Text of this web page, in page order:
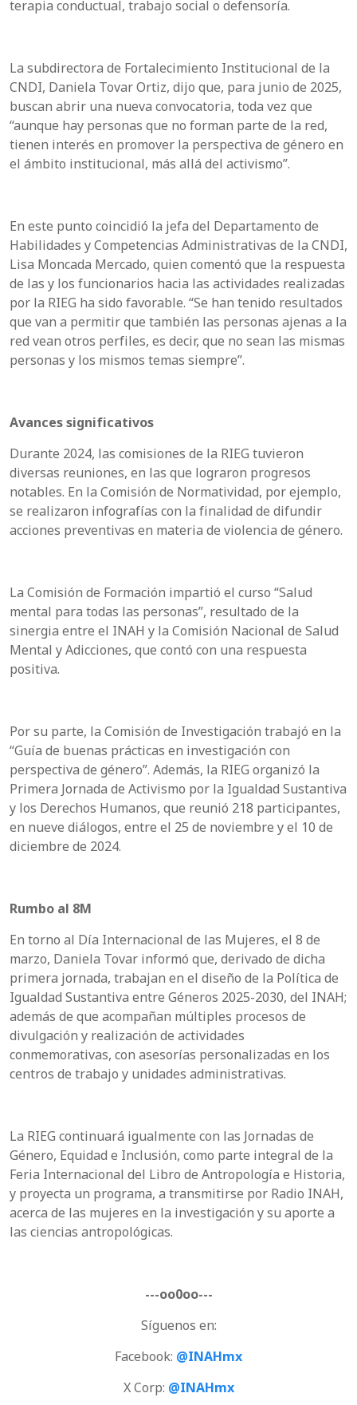
terapia conductual, trabajo social o defensoría.
La subdirectora de Fortalecimiento Institucional de la
CNDI, Daniela Tovar Ortiz, dijo que, para junio de 2025,
buscan abrir una nueva convocatoria, toda vez que
“aunque hay personas que no forman parte de la red,
tienen interés en promover la perspectiva de género en
el ámbito institucional, más allá del activismo”.
En este punto coincidió la jefa del Departamento de
Habilidades y Competencias Administrativas de la CNDI,
Lisa Moncada Mercado, quien comentó que la respuesta
de las y los funcionarios hacia las actividades realizadas
por la RIEG ha sido favorable. “Se han tenido resultados
que van a permitir que también las personas ajenas a la
red vean otros perfiles, es decir, que no sean las mismas
personas y los mismos temas siempre”.
Avances significativos
Durante 2024, las comisiones de la RIEG tuvieron
diversas reuniones, en las que lograron progresos
notables. En la Comisión de Normatividad, por ejemplo,
se realizaron infografías con la finalidad de difundir
acciones preventivas en materia de violencia de género.
La Comisión de Formación impartió el curso “Salud
mental para todas las personas”, resultado de la
sinergia entre el INAH y la Comisión Nacional de Salud
Mental y Adicciones, que contó con una respuesta
positiva.
Por su parte, la Comisión de Investigación trabajó en la
“Guía de buenas prácticas en investigación con
perspectiva de género”. Además, la RIEG organizó la
Primera Jornada de Activismo por la Igualdad Sustantiva
y los Derechos Humanos, que reunió 218 participantes,
en nueve diálogos, entre el 25 de noviembre y el 10 de
diciembre de 2024.
Rumbo al 8M
En torno al Día Internacional de las Mujeres, el 8 de
marzo, Daniela Tovar informó que, derivado de dicha
primera jornada, trabajan en el diseño de la Política de
Igualdad Sustantiva entre Géneros 2025-2030, del INAH;
además de que acompañan múltiples procesos de
divulgación y realización de actividades
conmemorativas, con asesorías personalizadas en los
centros de trabajo y unidades administrativas.
La RIEG continuará igualmente con las Jornadas de
Género, Equidad e Inclusión, como parte integral de la
Feria Internacional del Libro de Antropología e Historia,
y proyecta un programa, a transmitirse por Radio INAH,
acerca de las mujeres en la investigación y su aporte a
las ciencias antropológicas.
---oo0oo---
Síguenos en:
Facebook: @INAHmx
X Corp: @INAHmx